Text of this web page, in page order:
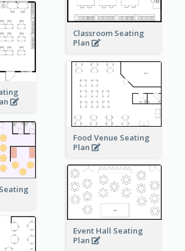
Classroom Seating
Plan
Food Venue Seating
Plan
Event Hall Seating
Plan